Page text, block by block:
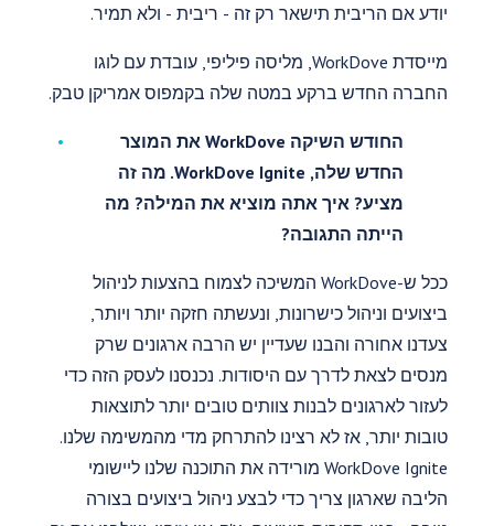
יודע אם הריבית תישאר רק זה - ריבית - ולא תמיר.
מייסדת WorkDove, מליסה פיליפי, עובדת עם לוגו
החברה החדש ברקע במטה שלה בקמפוס אמריקן טבק.
החודש השיקה WorkDove את המוצר
החדש שלה, WorkDove Ignite. מה זה
מציע? איך אתה מוציא את המילה? מה
הייתה התגובה?
ככל ש-WorkDove המשיכה לצמוח בהצעות לניהול
ביצועים וניהול כישרונות, ונעשתה חזקה יותר ויותר,
צעדנו אחורה והבנו שעדיין יש הרבה ארגונים שרק
מנסים לצאת לדרך עם היסודות. נכנסנו לעסק הזה כדי
לעזור לארגונים לבנות צוותים טובים יותר לתוצאות
טובות יותר, אז לא רצינו להתרחק מדי מהמשימה שלנו.
WorkDove Ignite מורידה את התוכנה שלנו ליישומי
הליבה שארגון צריך כדי לבצע ניהול ביצועים בצורה